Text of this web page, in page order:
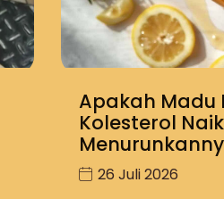
Apakah Madu
Kolesterol
26 Juli 2026